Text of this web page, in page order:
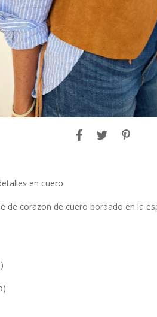
en cuero
de corazon de cuero bordado en la